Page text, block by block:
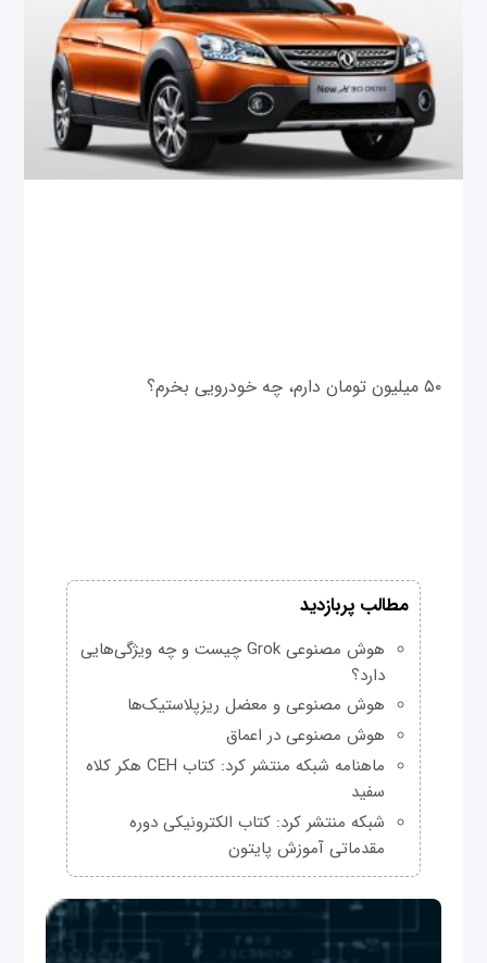
۵۰ میلیون تومان دارم، چه خودرویی بخرم؟
مطالب پربازدید
هوش مصنوعی Grok چیست و چه ویژگی‌هایی
دارد؟
هوش مصنوعی و معضل ریزپلاستیک‌ها
هوش مصنوعی در اعماق
ماهنامه شبکه منتشر کرد: کتاب CEH هکر کلاه
سفید
شبکه منتشر کرد: کتاب الکترونیکی دوره
مقدماتی آموزش پایتون